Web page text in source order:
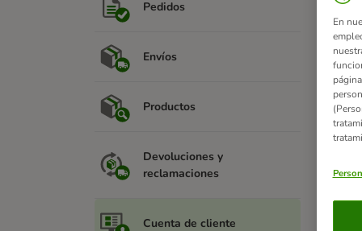
Pedidos
Envíos
Productos
Devoluciones y
reclamaciones
Cuenta de cliente
Para
Por
En